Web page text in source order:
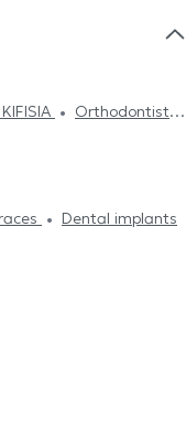
Orthodontists
Orthodontists in
Dental implants